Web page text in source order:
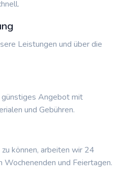
Leistungen und über die
günstiges Angebot mit
und Gebühren.
können, arbeiten wir 24
Wochenenden und Feiertagen.